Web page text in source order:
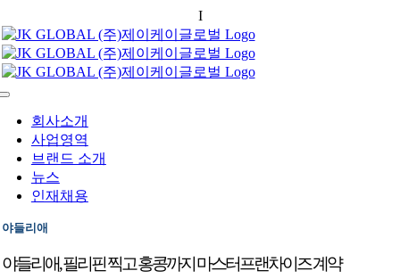
to
content
I
Toggle
Navigation회사소개
사업영역
브랜드 소개
뉴스
인재채용
야들리애
야들리애, 필리핀 찍고 홍콩까지 마스터프랜차이즈 계약